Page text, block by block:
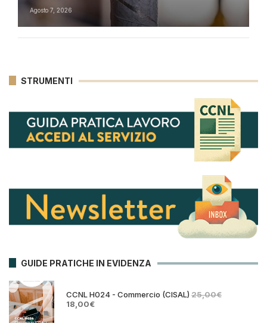
Agosto 7, 2026
STRUMENTI
GUIDE PRATICHE IN EVIDENZA
CCNL H024 - Commercio (CISAL) 25,00€
Il18,00€Il